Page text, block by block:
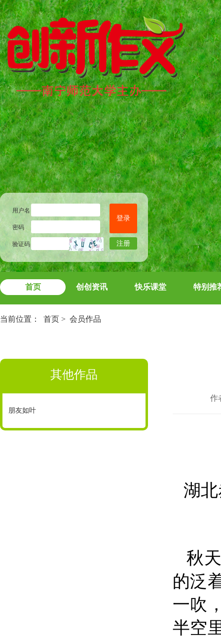
用户名
密码
验证码
登录
注册
首页 创创资讯 快乐课堂 特别推
当前位置： 首页 > 会员作品
其他作品
朋友如叶
作
湖
秋
的泛
一吹
半空